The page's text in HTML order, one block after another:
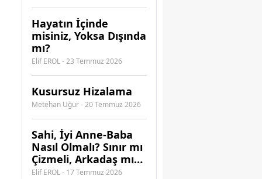
Hayatın İçinde
misiniz, Yoksa Dışında
mı?
Elif EROL - 23 Temmuz 2026
Kusursuz Hizalama
Metehan Uğur - 20 Temmuz 2026
​Sahi, İyi Anne-Baba
Nasıl Olmalı? Sınır mı
Çizmeli, Arkadaş mı
Olmalı?
Elif EROL - 17 Temmuz 2026